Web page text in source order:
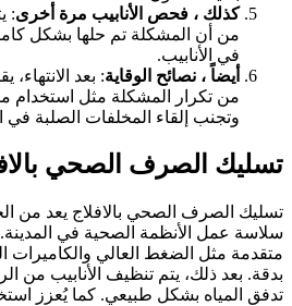
كذلك ، فحص الأنابيب مرة أخرى:
من أن المشكلة تم حلها بشكل
في الأنابيب.
أيضاً ، نصائح الوقاية: بعد الانتهاء،
من تكرار المشكلة مثل
وتجنب إلقاء المخلفات الصلبة في
تسليك الصرف الصحي
تسليك الصرف الصحي بالافلاج يعد من
سلاسة عمل الأنظمة الصحية في المدينة.
متقدمة مثل الضغط العالي والكاميرات
بدقة. بعد ذلك، يتم تنظيف الأنابيب من
تدفق المياه بشكل طبيعي. كما يُعزز